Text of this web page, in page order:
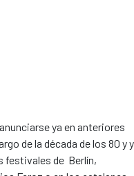
ya en anteriores
de la década de los 80 y
festivales de Berlín,